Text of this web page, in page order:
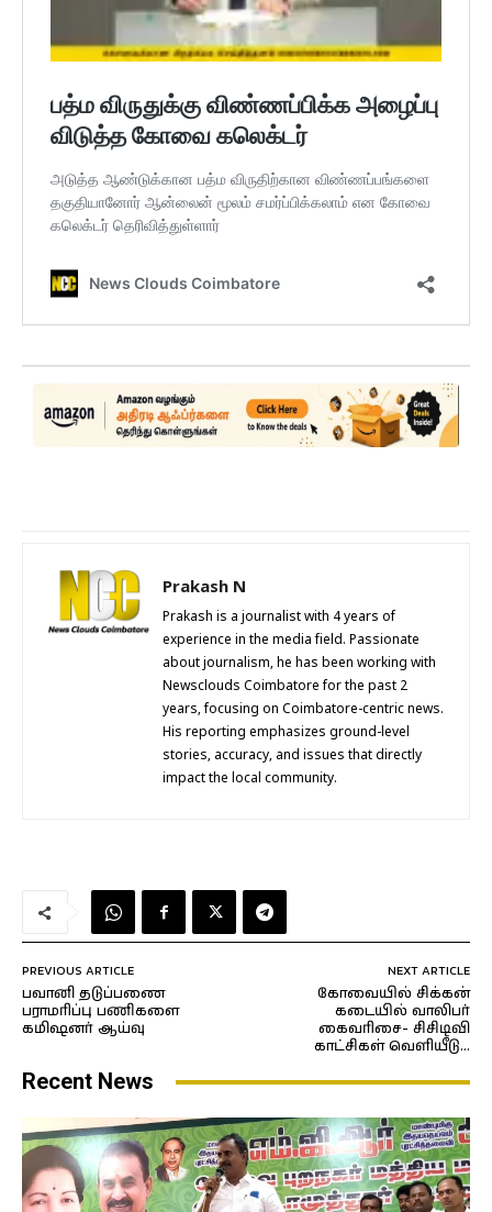
Prakash N
Prakash is a journalist with 4 years of
experience in the media field. Passionate
about journalism, he has been working with
Newsclouds Coimbatore for the past 2
years, focusing on Coimbatore-centric news.
His reporting emphasizes ground-level
stories, accuracy, and issues that directly
impact the local community.
PREVIOUS ARTICLE
பவானி தடுப்பணை
பராமரிப்பு பணிகளை
கமிஷனர் ஆய்வு
NEXT ARTICLE
கோவையில் சிக்கன்
கடையில் வாலிபர்
கைவரிசை- சிசிடிவி
காட்சிகள் வெளியீடு…
Recent News